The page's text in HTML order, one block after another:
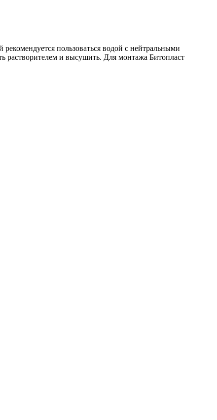
пользоваться водой с нейтральными
растворителем и высушить. Для монтажа Битопласт